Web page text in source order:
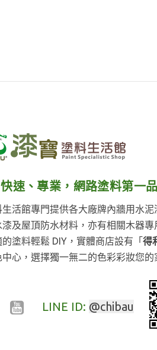
速、專業，網路塗料第一
活館專門提供各大廠牌內牆用水
及屋頂防水材料，亦有相關木器
塗料輕鬆 DIY，實體商店設有「 得
心，選擇獨一無二的色彩彩妝您的
LINE ID: @chibau